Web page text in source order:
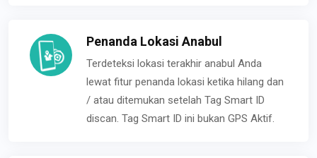
Penanda Lokasi Anabul
Terdeteksi lokasi terakhir anabul Anda
lewat fitur penanda lokasi ketika hilang dan
/ atau ditemukan setelah Tag Smart ID
discan. Tag Smart ID ini bukan GPS Aktif.